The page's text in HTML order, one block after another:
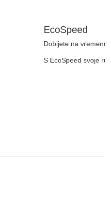
EcoSpeed
Dobijete na vremenu
S EcoSpeed svoje